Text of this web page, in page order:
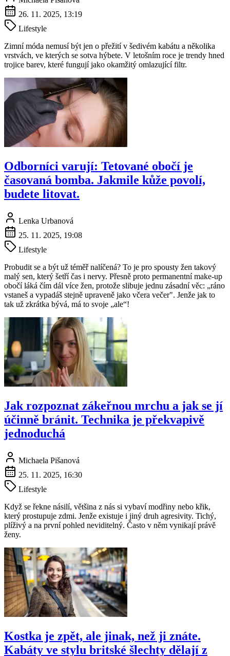
26. 11. 2025, 13:19
Lifestyle
Zimní móda nemusí být jen o přežití v šedivém kabátu a několika
vrstvách, ve kterých se sotva hýbete. V letošním roce je trendy hned
trojice barev, které fungují jako okamžitý omlazující filtr.
Odborníci varují: Tetované obočí je
časovaná bomba. Jakmile kůže povolí,
budete litovat.
Lenka Urbanová
25. 11. 2025, 19:08
Lifestyle
Probudit se a být už téměř nalíčená? To je pro spousty žen takový
malý sen, který šetří čas i nervy. Přesně proto permanentní make-up
obočí láká čím dál více žen, protože slibuje jednu zásadní věc: „ráno
vstaneš a vypadáš stejně upraveně jako včera večer". Jenže jak to
tak už zkrátka bývá, má to svoje „ale“!
Jak rozpoznat zákeřnou mrchu a jak se jí
účinně bránit. Technika je překvapivě
jednoduchá
Michaela Pišanová
25. 11. 2025, 16:30
Lifestyle
Když se řekne násilí, většina z nás si vybaví modřiny nebo křik,
který prostupuje zdmi. Jenže existuje i jiný druh agresivity. Tichý,
plíživý a na první pohled neviditelný. Často v něm vynikají právě
ženy.
Kostka je zpět, ale jinak, než ji znáte.
Kabáty ve stylu britské šlechty dělají z